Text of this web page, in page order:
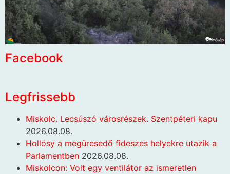
Facebook
Legfrissebb
Miskolc. Lecsúszó városrészek. Szentpéteri kapu
2026.08.08.
Hollósy a megüresedő fideszes helyekre utazik a
Parlamentben 2026.08.08.
Miskolcon: Volt egy ventilátor az ismeretlen